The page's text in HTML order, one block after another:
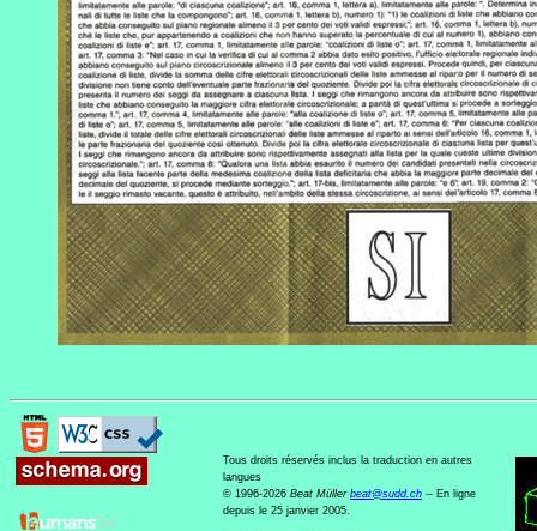
Tous droits réservés inclus la traduction en autres
langues
© 1996-2026 Beat Müller beat@sudd.ch -- En ligne
depuis le 25 janvier 2005.